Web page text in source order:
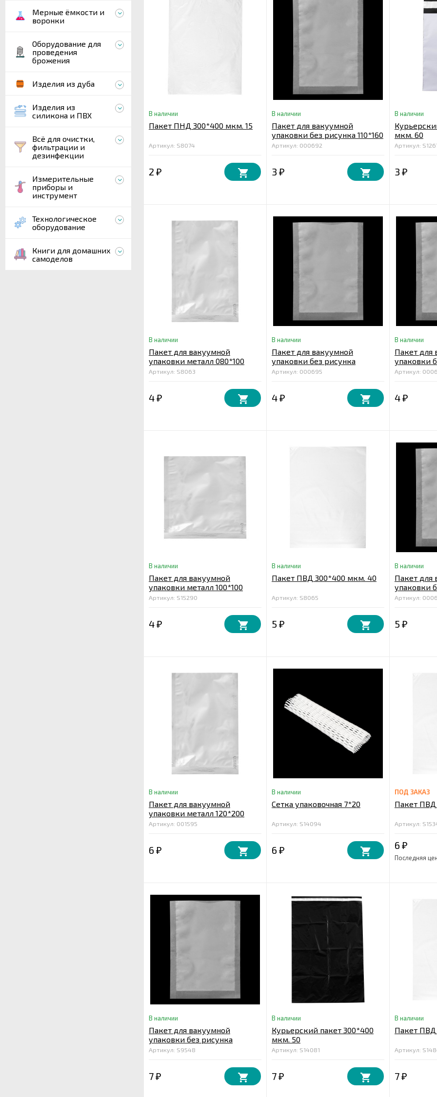
Мерные ёмкости и
воронки
Оборудование для
проведения
брожения
Изделия из дуба
Изделия из
силикона и ПВХ
Всё для очистки,
фильтрации и
дезинфекции
Измерительные
приборы и
инструмент
Технологическое
оборудование
Книги для домашних
самоделов
В наличии
Пакет ПНД 300*400 мкм. 15
Артикул: S8074
2 ₽
В наличии
Пакет для вакуумной
упаковки без рисунка 110*160
мкм. 55
Артикул: 000692
3 ₽
В наличии
мкм. 60
Артикул:
3 ₽
В наличии
Пакет для вакуумной
упаковки металл 080*100
мкм. 70
Артикул: S8063
4 ₽
В наличии
Пакет для вакуумной
упаковки без рисунка
150*200 мкм. 55
Артикул: 000695
4 ₽
В наличии
Пакет для
упаковки
120*200
Артикул:
4 ₽
В наличии
Пакет для вакуумной
упаковки металл 100*100
мкм. 65
Артикул: S15290
4 ₽
В наличии
Пакет ПВД 300*400 мкм. 40
Артикул: S8065
5 ₽
В наличии
Пакет для
упаковки
160*250
Артикул:
5 ₽
В наличии
Пакет для вакуумной
упаковки металл 120*200
мкм. 100
Артикул: 001595
6 ₽
В наличии
Сетка упаковочная 7*20
Артикул: S14094
6 ₽
ПОД ЗАКАЗ
Пакет ПВД
Артикул:
6 ₽
Последняя
В наличии
Пакет для вакуумной
упаковки без рисунка
200*300 мкм. 65
Артикул: S9548
7 ₽
В наличии
Курьерский пакет 300*400
мкм. 50
Артикул: S14081
7 ₽
В наличии
Пакет
Артикул:
7 ₽